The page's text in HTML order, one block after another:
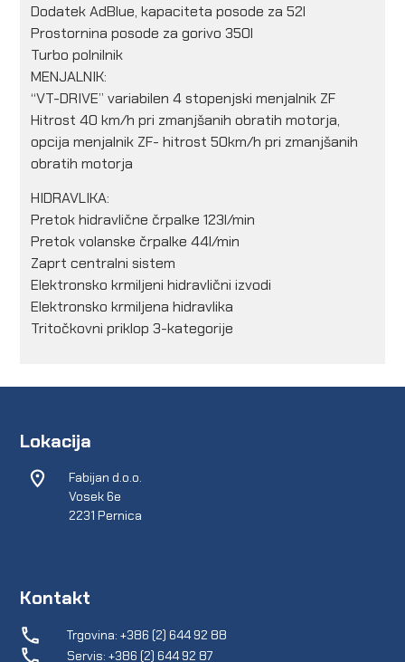
Dodatek AdBlue, kapaciteta posode za 52l
Prostornina posode za gorivo 350l
Turbo polnilnik
MENJALNIK:
“VT-DRIVE” variabilen 4 stopenjski menjalnik ZF
Hitrost 40 km/h pri zmanjšanih obratih motorja,
opcija menjalnik ZF- hitrost 50km/h pri zmanjšanih
obratih motorja
HIDRAVLIKA:
Pretok hidravlične črpalke 123l/min
Pretok volanske črpalke 44l/min
Zaprt centralni sistem
Elektronsko krmiljeni hidravlični izvodi
Elektronsko krmiljena hidravlika
Tritočkovni priklop 3-kategorije
Lokacija
Fabijan d.o.o.
Vosek 6e
2231 Pernica
Kontakt
Trgovina: +386 (2) 644 92 88
Servis: +386 (2) 644 92 87